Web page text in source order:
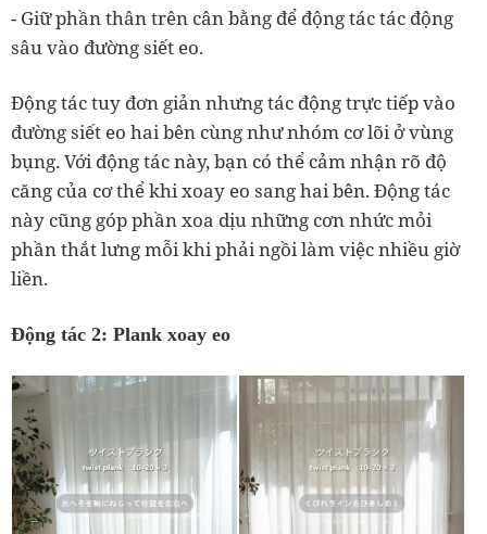
- Giữ phần thân trên cân bằng để động tác tác động
sâu vào đường siết eo.
Động tác tuy đơn giản nhưng tác động trực tiếp vào
đường siết eo hai bên cùng như nhóm cơ lõi ở vùng
bụng. Với động tác này, bạn có thể cảm nhận rõ độ
căng của cơ thể khi xoay eo sang hai bên. Động tác
này cũng góp phần xoa dịu những cơn nhức mỏi
phần thắt lưng mỗi khi phải ngồi làm việc nhiều giờ
liền.
Động tác 2: Plank xoay eo